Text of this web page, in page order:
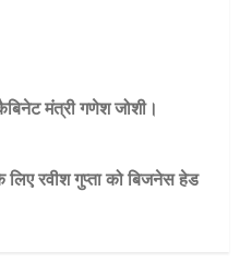
मंत्री गणेश जोशी।
रवीश गुप्ता को बिजनेस हेड